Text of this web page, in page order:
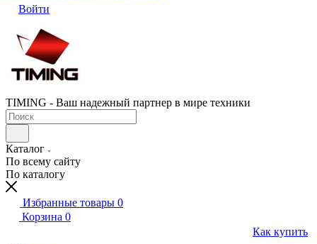
Войти
TIMING - Ваш надежный партнер в мире техники
Каталог
По всему сайту
По каталогу
Избранные товары 0
Корзина 0
Как купить